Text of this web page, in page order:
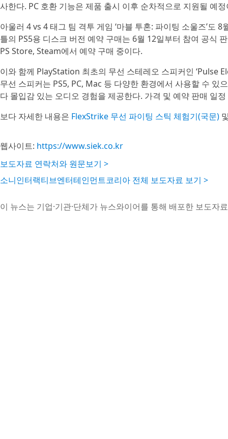
사한다. PC 호환 기능은 제품 출시 이후 순차적으로 지원될 예
아울러 4 vs 4 태그 팀 격투 게임 ‘마블 투혼: 파이팅 소울즈’도
틀의 PS5용 디스크 버전 예약 구매는 6월 12일부터 참여 공식
PS Store, Steam에서 예약 구매 중이다.
이와 함께 PlayStation 최초의 무선 스테레오 스피커인 ‘Pulse
무선 스피커는 PS5, PC, Mac 등 다양한 환경에서 사용할 수
다 몰입감 있는 오디오 경험을 제공한다. 가격 및 예약 판매 일
보다 자세한 내용은 FlexStrike 무선 파이팅 스틱 체험기(국문)
웹사이트: https://www.siek.co.kr
보도자료 연락처와 원문보기 >
소니인터랙티브엔터테인먼트코리아 전체 보도자료 보기 >
이 뉴스는 기업·기관·단체가 뉴스와이어를 통해 배포한 보도자